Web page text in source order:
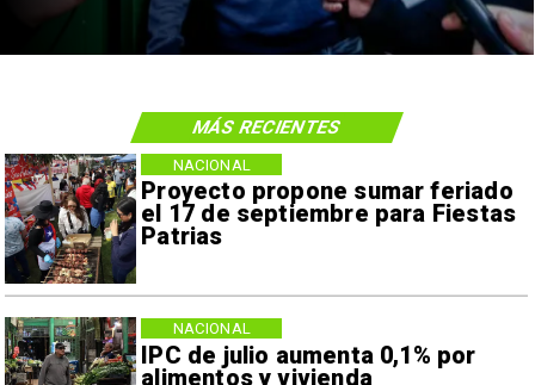
Proyecto propone sumar feriado
el 17 de septiembre para Fiestas
Patrias
NACIONAL
IPC de julio aumenta 0,1% por
alimentos y vivienda
NACIONAL
MÁS RECIENTES